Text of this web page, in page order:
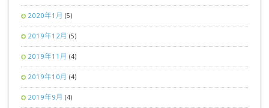
2020年1月 (5)
2019年12月 (5)
2019年11月 (4)
2019年10月 (4)
2019年9月 (4)